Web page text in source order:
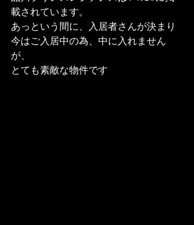
載されています。
あっという間に、入居者さんが決まり
今はご入居中の為、中に入れません
が、
とても素敵な物件です